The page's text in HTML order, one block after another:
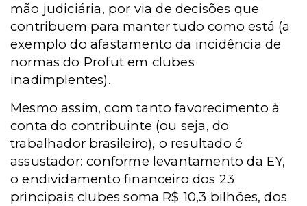
mão judiciária, por via de decisões que
contribuem para manter tudo como está (a
exemplo do afastamento da incidência de
normas do Profut em clubes
inadimplentes).
Mesmo assim, com tanto favorecimento à
conta do contribuinte (ou seja, do
trabalhador brasileiro), o resultado é
assustador: conforme levantamento da EY,
o endividamento financeiro dos 23
principais clubes soma R$ 10,3 bilhões, dos